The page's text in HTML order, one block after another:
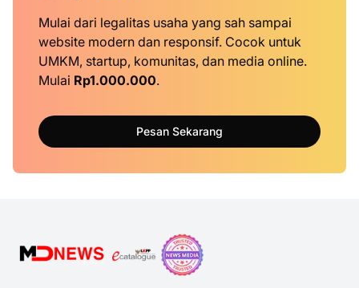
Mulai dari legalitas usaha yang sah sampai
website modern dan responsif. Cocok untuk
UMKM, startup, komunitas, dan media online.
Mulai Rp1.000.000.
Pesan Sekarang